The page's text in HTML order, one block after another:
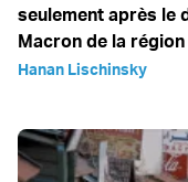
seulement après le
Macron de la région
Hanan Lischinsky